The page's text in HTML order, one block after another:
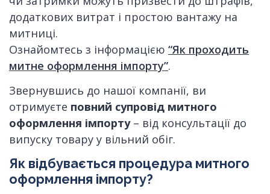
додаткових витрат і простою вантажу на
митниці.
Ознайомтесь з інформацією “Як проходить
митне оформлення імпорту”.
Звернувшись до нашої компанії, ви
отримуєте повний супровід митного
оформлення імпорту– від консультації до
випуску товару у вільний обіг.
Як відбувається процедура митного
оформлення імпорту?